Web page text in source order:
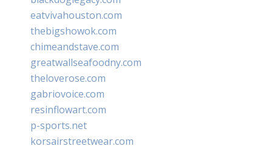
eatvivahouston.com
thebigshowok.com
chimeandstave.com
greatwallseafoodny.com
theloverose.com
gabriovoice.com
resinflowart.com
p-sports.net
korsairstreetwear.com